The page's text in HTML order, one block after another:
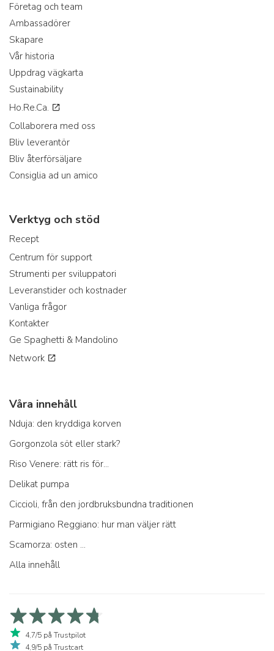
Företag och team
Ambassadörer
Skapare
Vår historia
Uppdrag vägkarta
Sustainability
Ho.Re.Ca.
Collaborera med oss
Bliv leverantör
Bliv återförsäljare
Consiglia ad un amico
Verktyg och stöd
Recept
Centrum för support
Strumenti per sviluppatori
Leveranstider och kostnader
Vanliga frågor
Kontakter
Ge Spaghetti & Mandolino
Network
Våra innehåll
Nduja: den kryddiga korven
Gorgonzola söt eller stark?
Riso Venere: rätt ris för...
Delikat pumpa
Ciccioli, från den jordbruksbundna traditionen
Parmigiano Reggiano: hur man väljer rätt
Scamorza: osten ...
Alla innehåll
4,7/5 på Trustpilot
4,9/5 på Trustcart